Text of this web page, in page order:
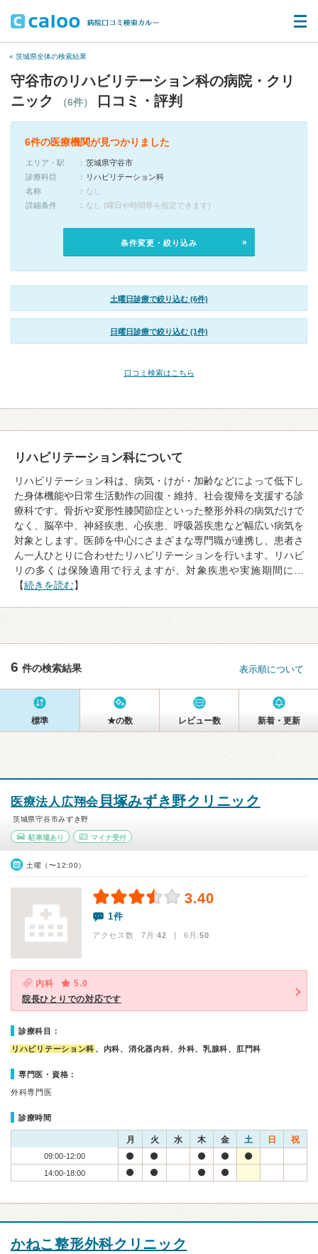
« 茨城県全体の検索結果
守谷市のリハビリテーション科の病院・クリ
ニック
（6件） 口コミ・評判
6件の医療機関が見つかりました
エリア・駅
茨城県守谷市
診療科目
リハビリテーション科
名称
なし
詳細条件
なし (曜日や時間帯を指定できます)
条件変更・絞り込み
土曜日診療で絞り込む (6件)
日曜日診療で絞り込む (1件)
口コミ検索はこちら
リハビリテーション科について
リハビリテーション科は、病気・けが・加齢などによって低下し
た身体機能や日常生活動作の回復・維持、社会復帰を支援する診
療科です。骨折や変形性膝関節症といった整形外科の病気だけで
なく、脳卒中、神経疾患、心疾患、呼吸器疾患など幅広い病気を
対象とします。医師を中心にさまざまな専門職が連携し、患者さ
ん一人ひとりに合わせたリハビリテーションを行います。リハビ
リの多くは保険適用で行えますが、対象疾患や実施期間に…
【続きを読む】
6 件の検索結果 表示順について
標準 ★の数 レビュー数 新着・更新
医療法人広翔会 貝塚みずき野クリニック
茨城県守谷市みずき野
駐車場あり マイナ受付
土曜（〜12:00）
3.40
1件
アクセス数 7月:42 | 6月:50
内科
5.0
院長ひとりでの対応です
診療科目：
リハビリテーション科 、内科、消化器内科、外科、乳腺科、肛門科
専門医・資格：
外科専門医
診療時間
月 火 水 木 金 土 日 祝
09:00-12:00
14:00-18:00
かねこ整形外科クリニック